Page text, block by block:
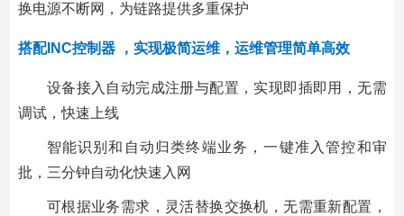
换电源不断网，为链路提供多重保护
搭配INC控制器 ，实现极简运维，运维管理简单高效
设备接入自动完成注册与配置，实现即插即用，无需
调试，快速上线
智能识别和自动归类终端业务，一键准入管控和审
批，三分钟自动化快速入网
可根据业务需求，灵活替换交换机，无需重新配置，